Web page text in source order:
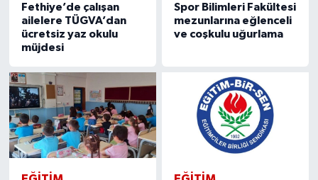
Fethiye’de çalışan
ailelere TÜGVA’dan
ücretsiz yaz okulu
müjdesi
Spor Bilimleri Fakültesi
mezunlarına eğlenceli
ve coşkulu uğurlama